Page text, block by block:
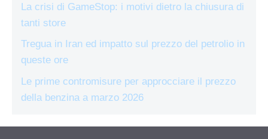
La crisi di GameStop: i motivi dietro la chiusura di
tanti store
Tregua in Iran ed impatto sul prezzo del petrolio in
queste ore
Le prime contromisure per approcciare il prezzo
della benzina a marzo 2026